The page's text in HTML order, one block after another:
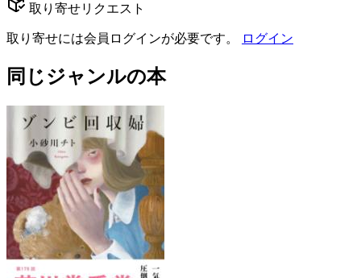
取り寄せリクエスト
取り寄せには会員ログインが必要です。 ログイン
同じジャンルの本